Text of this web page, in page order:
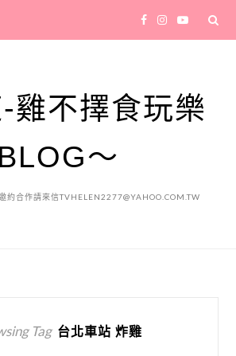
雞不擇食玩樂
BLOG～
約合作請來信TVHELEN2277@YAHOO.COM.TW
Tag 台北車站 炸雞